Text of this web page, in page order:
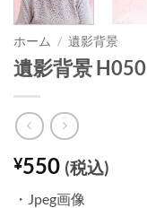
ホーム / 遺影背景
遺影背景 H050
¥550 (税込)
・Jpeg画像